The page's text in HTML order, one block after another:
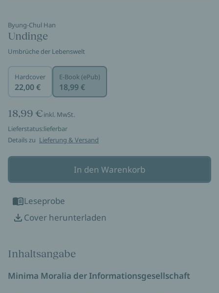
Byung-Chul Han
Undinge
Umbrüche der Lebenswelt
Hardcover
22,00 €
E-Book (ePub)
18,99 €
18,99 €inkl. MwSt.
Lieferstatus:lieferbar
Details zu Lieferung & Versand
In den Warenkorb
Leseprobe
Cover herunterladen
Inhaltsangabe
Minima Moralia der Informationsgesellschaft